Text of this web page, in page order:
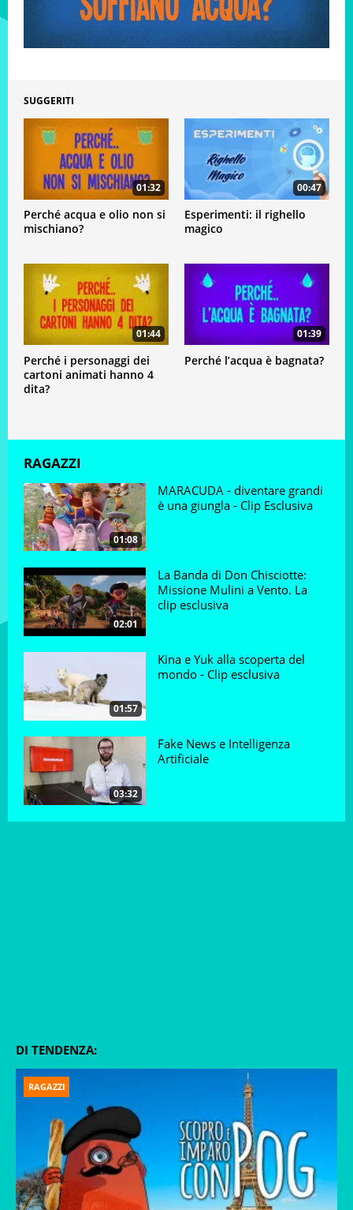
SUGGERITI
01:32
Perché acqua e olio non si
mischiano?
00:47
Esperimenti: il righello
magico
01:44
Perché i personaggi dei
cartoni animati hanno 4
dita?
01:39
Perché l’acqua è bagnata?
RAGAZZI
01:08
MARACUDA - diventare grandi
è una giungla - Clip Esclusiva
02:01
La Banda di Don Chisciotte:
Missione Mulini a Vento. La
clip esclusiva
01:57
Kina e Yuk alla scoperta del
mondo - Clip esclusiva
03:32
Fake News e Intelligenza
Artificiale
DI TENDENZA:
RAGAZZI